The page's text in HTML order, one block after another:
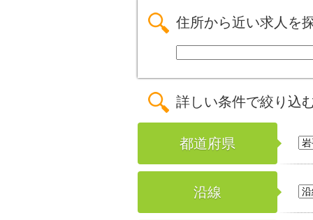
住所から近い求人を
詳しい条件で絞り込
都道府県
沿線